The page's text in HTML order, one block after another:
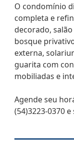
O condomínio
completa e
decorado,
bosque
externa,
guarita com
mobiliadas e
Agende seu
(54)3223-0370